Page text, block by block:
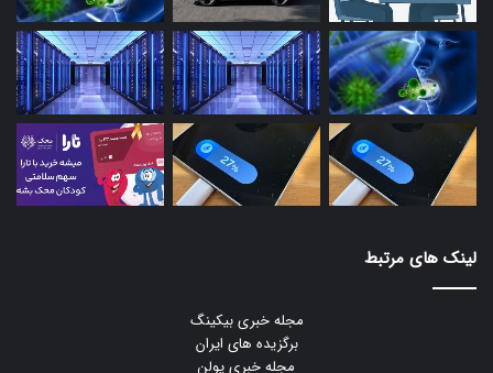
لینک های مرتبط
مجله خبری بیکینگ
برگزیده های ایران
مجله خبری یولن